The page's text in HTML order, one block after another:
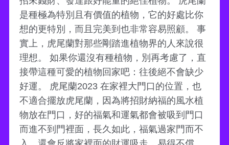
是種極為特別且有價值的植物，它的好處比你
想的更特別，而且完美到也非常容易照顧。 事
實上，虎尾蘭對那些剛踏進植物界的人來說很
理想。 如果你還沒有種植物，別再考慮了，直
接帶這種可愛的植物回家吧：往後絕不會缺少
好運。 虎尾蘭2023 在家裡大門口的位置，也
不適合擺放虎尾蘭，因為將招財納福的風水植
物放在門口，好的福氣和運氣都會被吸到門口
而進不到門裡面，長久如此，福氣過家門而不